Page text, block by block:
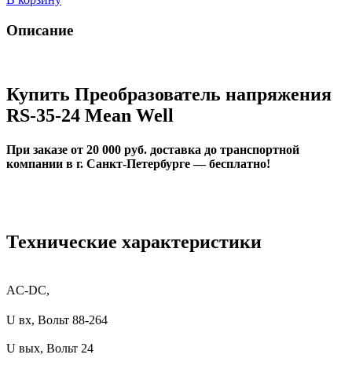
Описание
Купить Преобразователь напряжения
RS-35-24 Mean Well
При заказе от 20 000 руб. доставка до транспортной
компании в г. Санкт-Петербурге — бесплатно!
Технические характеристики
AC-DC,
U вх, Вольт 88-264
U вых, Вольт 24